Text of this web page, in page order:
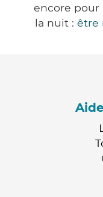
encore pour
la nuit : être